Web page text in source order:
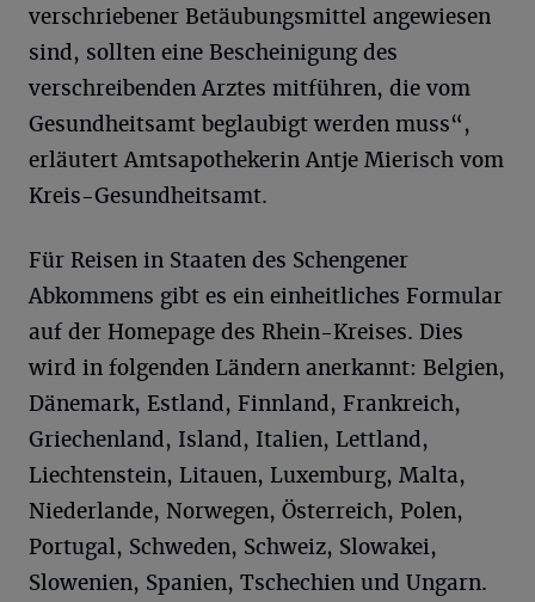
verschriebener Betäubungsmittel angewiesen
sind, sollten eine Bescheinigung des
verschreibenden Arztes mitführen, die vom
Gesundheitsamt beglaubigt werden muss“,
erläutert Amtsapothekerin Antje Mierisch vom
Kreis-Gesundheitsamt.
Für Reisen in Staaten des Schengener
Abkommens gibt es ein einheitliches Formular
auf der Homepage des Rhein-Kreises. Dies
wird in folgenden Ländern anerkannt: Belgien,
Dänemark, Estland, Finnland, Frankreich,
Griechenland, Island, Italien, Lettland,
Liechtenstein, Litauen, Luxemburg, Malta,
Niederlande, Norwegen, Österreich, Polen,
Portugal, Schweden, Schweiz, Slowakei,
Slowenien, Spanien, Tschechien und Ungarn.